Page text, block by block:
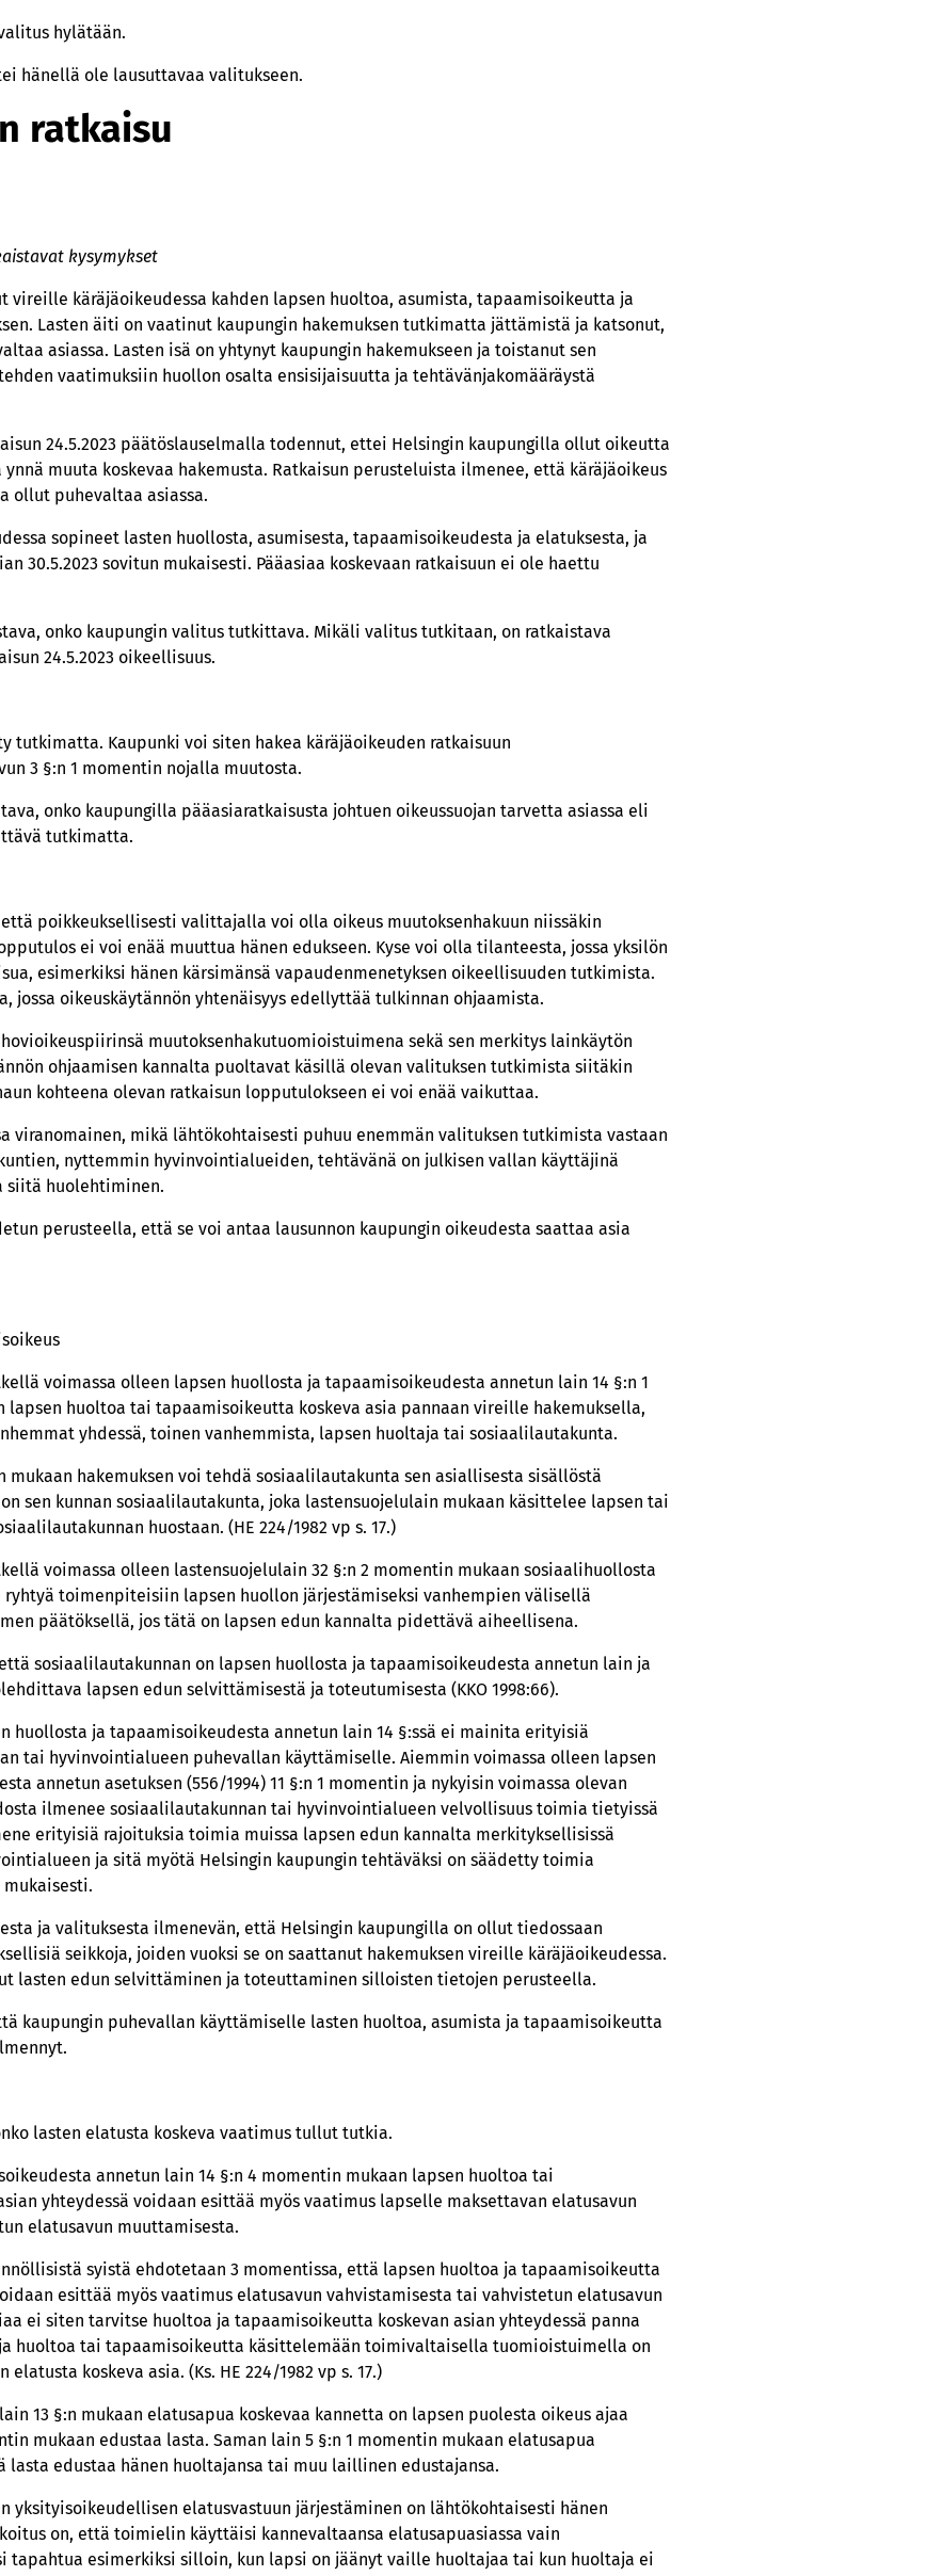
hylätään.
hänellä ole lausuttavaa valitukseen.
ratkaisu
kysymykset
vireille käräjäoikeudessa kahden lapsen huoltoa, asumista, tapaamisoikeutta ja
Lasten äiti on vaatinut kaupungin hakemuksen tutkimatta jättämistä ja katsonut,
asiassa. Lasten isä on yhtynyt kaupungin hakemukseen ja toistanut sen
vaatimuksiin huollon osalta ensisijaisuutta ja tehtävänjakomääräystä
24.5.2023 päätöslauselmalla todennut, ettei Helsingin kaupungilla ollut oikeutta
muuta koskevaa hakemusta. Ratkaisun perusteluista ilmenee, että käräjäoikeus
ollut puhevaltaa asiassa.
sopineet lasten huollosta, asumisesta, tapaamisoikeudesta ja elatuksesta, ja
30.5.2023 sovitun mukaisesti. Pääasiaa koskevaan ratkaisuun ei ole haettu
onko kaupungin valitus tutkittava. Mikäli valitus tutkitaan, on ratkaistava
24.5.2023 oikeellisuus.
tutkimatta. Kaupunki voi siten hakea käräjäoikeuden ratkaisuun
3 §:n 1 momentin nojalla muutosta.
onko kaupungilla pääasiaratkaisusta johtuen oikeussuojan tarvetta asiassa eli
tutkimatta.
poikkeuksellisesti valittajalla voi olla oikeus muutoksenhakuun niissäkin
ei voi enää muuttua hänen edukseen. Kyse voi olla tilanteesta, jossa yksilön
esimerkiksi hänen kärsimänsä vapaudenmenetyksen oikeellisuuden tutkimista.
jossa oikeuskäytännön yhtenäisyys edellyttää tulkinnan ohjaamista.
muutoksenhakutuomioistuimena sekä sen merkitys lainkäytön
ohjaamisen kannalta puoltavat käsillä olevan valituksen tutkimista siitäkin
kohteena olevan ratkaisun lopputulokseen ei voi enää vaikuttaa.
viranomainen, mikä lähtökohtaisesti puhuu enemmän valituksen tutkimista vastaan
nyttemmin hyvinvointialueiden, tehtävänä on julkisen vallan käyttäjinä
siitä huolehtiminen.
perusteella, että se voi antaa lausunnon kaupungin oikeudesta saattaa asia
voimassa olleen lapsen huollosta ja tapaamisoikeudesta annetun lain 14 §:n 1
lapsen huoltoa tai tapaamisoikeutta koskeva asia pannaan vireille hakemuksella,
yhdessä, toinen vanhemmista, lapsen huoltaja tai sosiaalilautakunta.
mukaan hakemuksen voi tehdä sosiaalilautakunta sen asiallisesta sisällöstä
sen kunnan sosiaalilautakunta, joka lastensuojelulain mukaan käsittelee lapsen tai
huostaan. (HE 224/1982 vp s. 17.)
voimassa olleen lastensuojelulain 32 §:n 2 momentin mukaan sosiaalihuollosta
toimenpiteisiin lapsen huollon järjestämiseksi vanhempien välisellä
päätöksellä, jos tätä on lapsen edun kannalta pidettävä aiheellisena.
sosiaalilautakunnan on lapsen huollosta ja tapaamisoikeudesta annetun lain ja
lapsen edun selvittämisestä ja toteutumisesta (KKO 1998:66).
huollosta ja tapaamisoikeudesta annetun lain 14 §:ssä ei mainita erityisiä
tai hyvinvointialueen puhevallan käyttämiselle. Aiemmin voimassa olleen lapsen
annetun asetuksen (556/1994) 11 §:n 1 momentin ja nykyisin voimassa olevan
ilmenee sosiaalilautakunnan tai hyvinvointialueen velvollisuus toimia tietyissä
erityisiä rajoituksia toimia muissa lapsen edun kannalta merkityksellisissä
ja sitä myötä Helsingin kaupungin tehtäväksi on säädetty toimia
ja valituksesta ilmenevän, että Helsingin kaupungilla on ollut tiedossaan
seikkoja, joiden vuoksi se on saattanut hakemuksen vireille käräjäoikeudessa.
lasten edun selvittäminen ja toteuttaminen silloisten tietojen perusteella.
kaupungin puhevallan käyttämiselle lasten huoltoa, asumista ja tapaamisoikeutta
lasten elatusta koskeva vaatimus tullut tutkia.
annetun lain 14 §:n 4 momentin mukaan lapsen huoltoa tai
yhteydessä voidaan esittää myös vaatimus lapselle maksettavan elatusavun
elatusavun muuttamisesta.
syistä ehdotetaan 3 momentissa, että lapsen huoltoa ja tapaamisoikeutta
esittää myös vaatimus elatusavun vahvistamisesta tai vahvistetun elatusavun
ei siten tarvitse huoltoa ja tapaamisoikeutta koskevan asian yhteydessä panna
huoltoa tai tapaamisoikeutta käsittelemään toimivaltaisella tuomioistuimella on
koskeva asia. (Ks. HE 224/1982 vp s. 17.)
13 §:n mukaan elatusapua koskevaa kannetta on lapsen puolesta oikeus ajaa
mukaan edustaa lasta. Saman lain 5 §:n 1 momentin mukaan elatusapua
lasta edustaa hänen huoltajansa tai muu laillinen edustajansa.
yksityisoikeudellisen elatusvastuun järjestäminen on lähtökohtaisesti hänen
on, että toimielin käyttäisi kannevaltaansa elatusapuasiassa vain
tapahtua esimerkiksi silloin, kun lapsi on jäänyt vaille huoltajaa tai kun huoltaja ei